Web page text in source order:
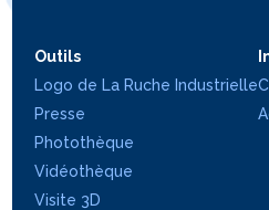
Outils
Logo de La Ruche Industrielle
Presse
Photothèque
Vidéothèque
Visite 3D